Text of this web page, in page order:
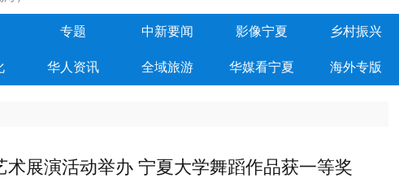
专题 中新要闻 影像宁夏 乡村振兴
华人资讯 全域旅游 华媒看宁夏 海外专版
术展演活动举办 宁夏大学舞蹈作品获一等奖